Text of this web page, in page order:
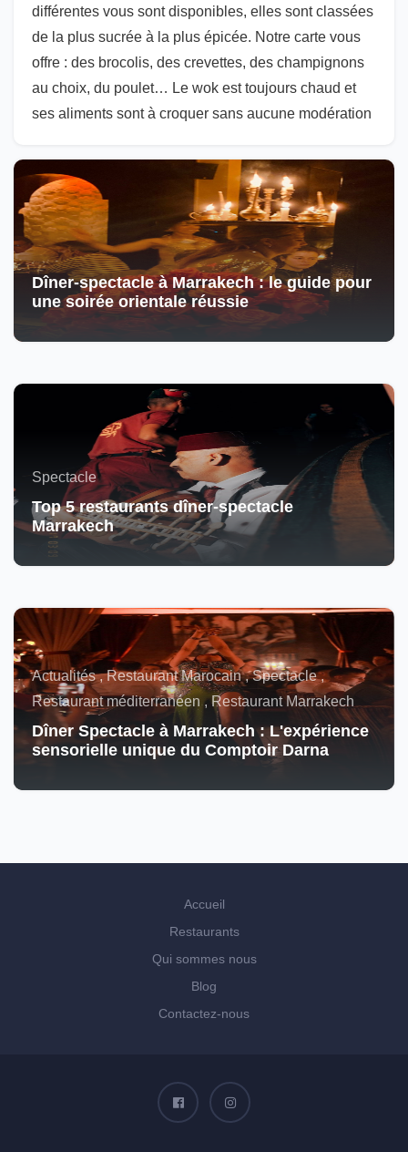
différentes vous sont disponibles, elles sont classées
de la plus sucrée à la plus épicée. Notre carte vous
offre : des brocolis, des crevettes, des champignons
au choix, du poulet… Le wok est toujours chaud et
ses aliments sont à croquer sans aucune modération
Dîner-spectacle à Marrakech : le guide pour
une soirée orientale réussie
Spectacle
Top 5 restaurants dîner-spectacle
Marrakech
Actualités , Restaurant Marocain , Spectacle ,
Restaurant méditerranéen , Restaurant Marrakech
Dîner Spectacle à Marrakech : L'expérience
sensorielle unique du Comptoir Darna
Accueil
Restaurants
Qui sommes nous
Blog
Contactez-nous